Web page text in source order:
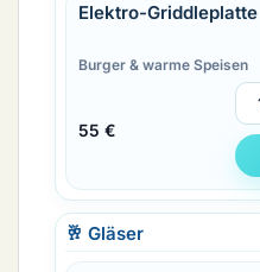
Elektro-Griddleplatte
Burger & warme Speisen
55 €
🥂 Gläser